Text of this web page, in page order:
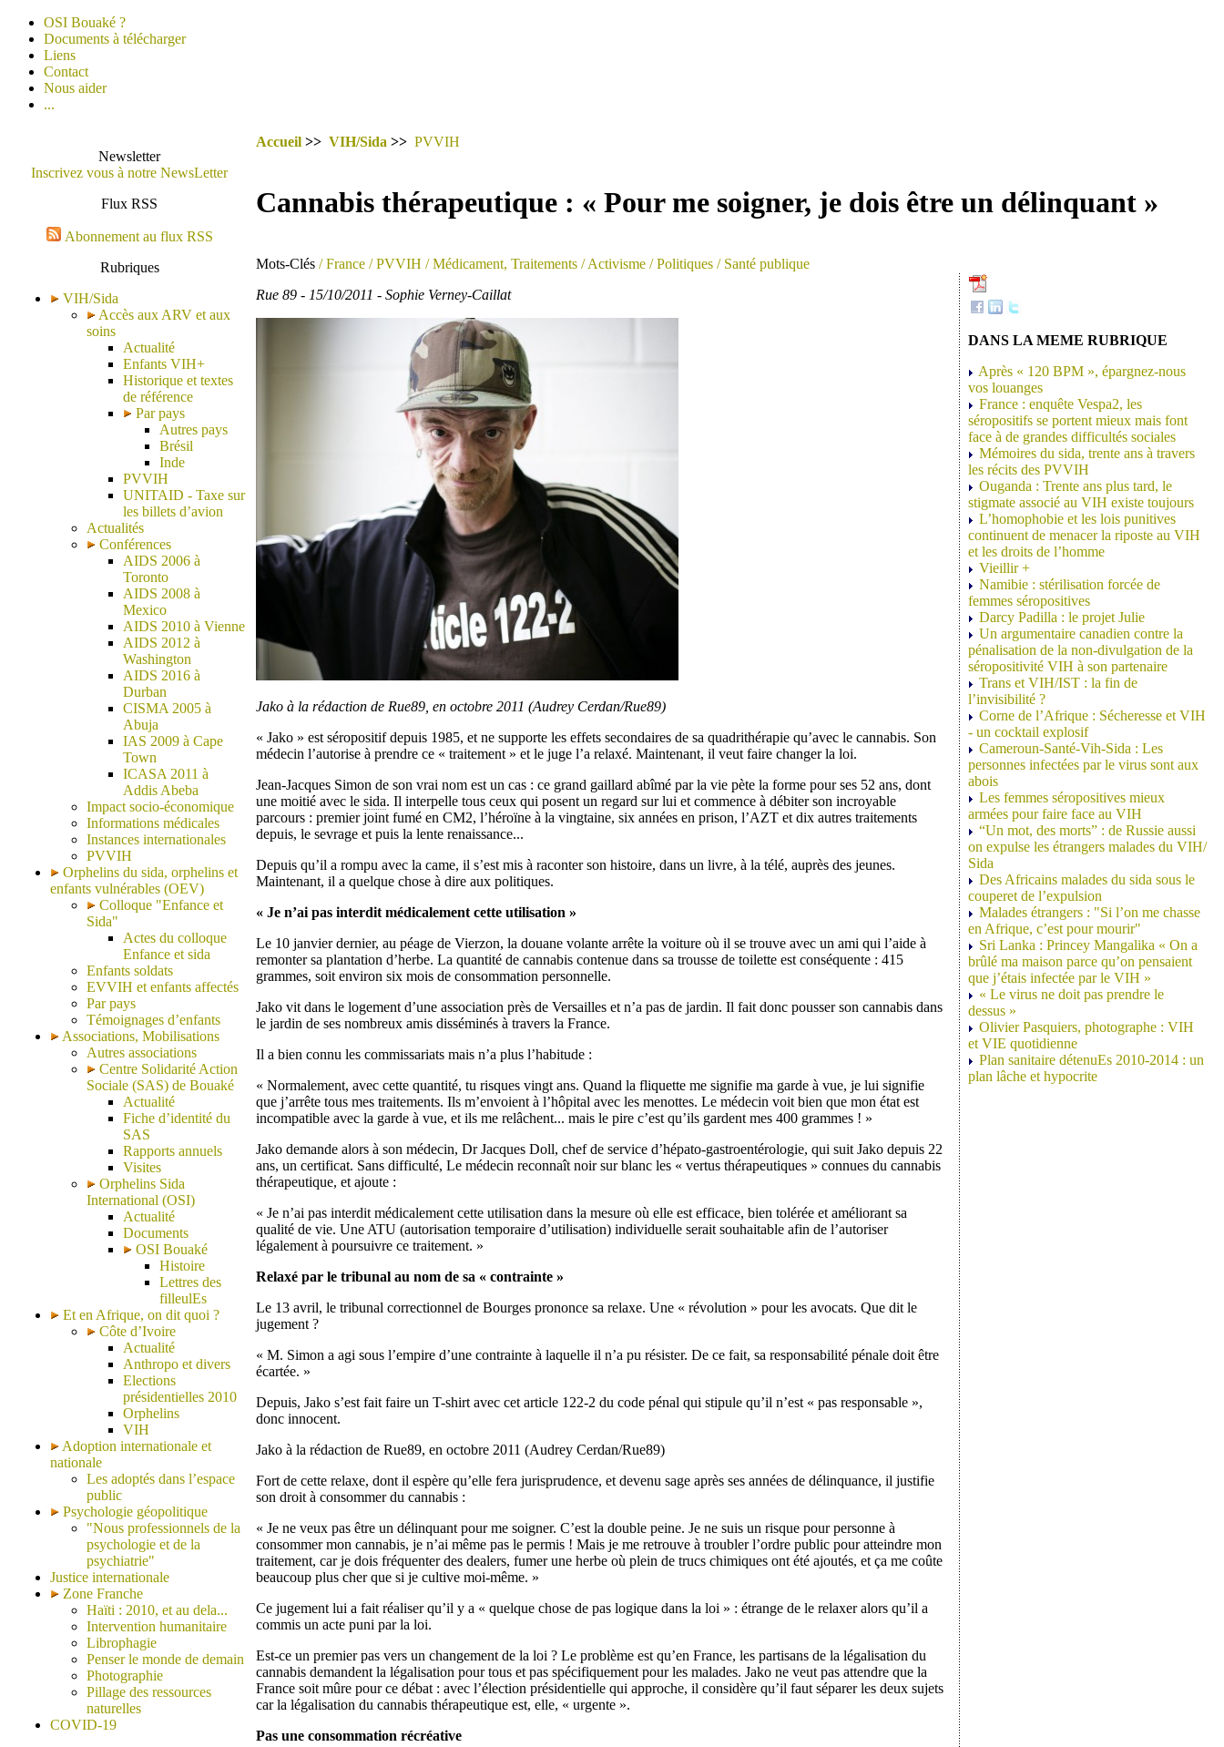
OSI Bouaké ?
Documents à télécharger
Liens
Contact
Nous aider
...
Newsletter
Inscrivez vous à notre NewsLetter
Flux RSS
Abonnement au flux RSS
Rubriques
VIH/Sida
Accès aux ARV et aux
soins
Actualité
Enfants VIH+
Historique et textes
de référence
Par pays
Autres pays
Brésil
Inde
PVVIH
UNITAID - Taxe sur
les billets d’avion
Actualités
Conférences
AIDS 2006 à
Toronto
AIDS 2008 à
Mexico
AIDS 2010 à Vienne
AIDS 2012 à
Washington
AIDS 2016 à
Durban
CISMA 2005 à
Abuja
IAS 2009 à Cape
Town
ICASA 2011 à
Addis Abeba
Impact socio-économique
Informations médicales
Instances internationales
PVVIH
Orphelins du sida, orphelins et
enfants vulnérables (OEV)
Colloque "Enfance et
Sida"
Actes du colloque
Enfance et sida
Enfants soldats
EVVIH et enfants affectés
Par pays
Témoignages d’enfants
Associations, Mobilisations
Autres associations
Centre Solidarité Action
Sociale (SAS) de Bouaké
Actualité
Fiche d’identité du
SAS
Rapports annuels
Visites
Orphelins Sida
International (OSI)
Actualité
Documents
OSI Bouaké
Histoire
Lettres des
filleulEs
Et en Afrique, on dit quoi ?
Côte d’Ivoire
Actualité
Anthropo et divers
Elections
présidentielles 2010
Orphelins
VIH
Adoption internationale et
nationale
Les adoptés dans l’espace
public
Psychologie géopolitique
"Nous professionnels de la
psychologie et de la
psychiatrie"
Justice internationale
Zone Franche
Haïti : 2010, et au dela...
Intervention humanitaire
Librophagie
Penser le monde de demain
Photographie
Pillage des ressources
naturelles
COVID-19
Accueil >> VIH/Sida >> PVVIH
Cannabis thérapeutique : « Pour me soigner, je dois être un délinquant »
Mots-Clés / France / PVVIH / Médicament, Traitements / Activisme / Politiques / Santé publique
Rue 89 - 15/10/2011 - Sophie Verney-Caillat
Jako à la rédaction de Rue89, en octobre 2011 (Audrey Cerdan/Rue89)
« Jako » est séropositif depuis 1985, et ne supporte les effets secondaires de sa quadrithérapie qu’avec le cannabis. Son
médecin l’autorise à prendre ce « traitement » et le juge l’a relaxé. Maintenant, il veut faire changer la loi.
Jean-Jacques Simon de son vrai nom est un cas : ce grand gaillard abîmé par la vie pète la forme pour ses 52 ans, dont
une moitié avec le sida. Il interpelle tous ceux qui posent un regard sur lui et commence à débiter son incroyable
parcours : premier joint fumé en CM2, l’héroïne à la vingtaine, six années en prison, l’AZT et dix autres traitements
depuis, le sevrage et puis la lente renaissance...
Depuis qu’il a rompu avec la came, il s’est mis à raconter son histoire, dans un livre, à la télé, auprès des jeunes.
Maintenant, il a quelque chose à dire aux politiques.
« Je n’ai pas interdit médicalement cette utilisation »​
Le 10 janvier dernier, au péage de Vierzon, la douane volante arrête la voiture où il se trouve avec un ami qui l’aide à
remonter sa plantation d’herbe. La quantité de cannabis contenue dans sa trousse de toilette est conséquente : 415
grammes, soit environ six mois de consommation personnelle.
Jako vit dans le logement d’une association près de Versailles et n’a pas de jardin. Il fait donc pousser son cannabis dans
le jardin de ses nombreux amis disséminés à travers la France.
Il a bien connu les commissariats mais n’a plus l’habitude :
« Normalement, avec cette quantité, tu risques vingt ans. Quand la fliquette me signifie ma garde à vue, je lui signifie
que j’arrête tous mes traitements. Ils m’envoient à l’hôpital avec les menottes. Le médecin voit bien que mon état est
incompatible avec la garde à vue, et ils me relâchent... mais le pire c’est qu’ils gardent mes 400 grammes ! »
Jako demande alors à son médecin, Dr Jacques Doll, chef de service d’hépato-gastroentérologie, qui suit Jako depuis 22
ans, un certificat. Sans difficulté, Le médecin reconnaît noir sur blanc les « vertus thérapeutiques » connues du cannabis
thérapeutique, et ajoute :
« Je n’ai pas interdit médicalement cette utilisation dans la mesure où elle est efficace, bien tolérée et améliorant sa
qualité de vie. Une ATU (autorisation temporaire d’utilisation) individuelle serait souhaitable afin de l’autoriser
légalement à poursuivre ce traitement. »
Relaxé par le tribunal au nom de sa « contrainte »
Le 13 avril, le tribunal correctionnel de Bourges prononce sa relaxe. Une « révolution » pour les avocats. Que dit le
jugement ?
« M. Simon a agi sous l’empire d’une contrainte à laquelle il n’a pu résister. De ce fait, sa responsabilité pénale doit être
écartée. »
Depuis, Jako s’est fait faire un T-shirt avec cet article 122-2 du code pénal qui stipule qu’il n’est « pas responsable »,
donc innocent.
Jako à la rédaction de Rue89, en octobre 2011 (Audrey Cerdan/Rue89)
Fort de cette relaxe, dont il espère qu’elle fera jurisprudence, et devenu sage après ses années de délinquance, il justifie
son droit à consommer du cannabis :
« Je ne veux pas être un délinquant pour me soigner. C’est la double peine. Je ne suis un risque pour personne à
consommer mon cannabis, je n’ai même pas le permis ! Mais je me retrouve à troubler l’ordre public pour atteindre mon
traitement, car je dois fréquenter des dealers, fumer une herbe où plein de trucs chimiques ont été ajoutés, et ça me coûte
beaucoup plus cher que si je cultive moi-même. »
Ce jugement lui a fait réaliser qu’il y a « quelque chose de pas logique dans la loi » : étrange de le relaxer alors qu’il a
commis un acte puni par la loi.
Est-ce un premier pas vers un changement de la loi ? Le problème est qu’en France, les partisans de la légalisation du
cannabis demandent la légalisation pour tous et pas spécifiquement pour les malades. Jako ne veut pas attendre que la
France soit mûre pour ce débat : avec l’élection présidentielle qui approche, il considère qu’il faut séparer les deux sujets
car la légalisation du cannabis thérapeutique est, elle, « urgente ».
Pas une consommation récréative
DANS LA MEME RUBRIQUE
Après « 120 BPM », épargnez-nous
vos louanges
France : enquête Vespa2, les
séropositifs se portent mieux mais font
face à de grandes difficultés sociales
Mémoires du sida, trente ans à travers
les récits des PVVIH
Ouganda : Trente ans plus tard, le
stigmate associé au VIH existe toujours
L’homophobie et les lois punitives
continuent de menacer la riposte au VIH
et les droits de l’homme
Vieillir +
Namibie : stérilisation forcée de
femmes séropositives
Darcy Padilla : le projet Julie
Un argumentaire canadien contre la
pénalisation de la non-divulgation de la
séropositivité VIH à son partenaire
Trans et VIH/IST : la fin de
l’invisibilité ?
Corne de l’Afrique : Sécheresse et VIH
- un cocktail explosif
Cameroun-Santé-Vih-Sida : Les
personnes infectées par le virus sont aux
abois
Les femmes séropositives mieux
armées pour faire face au VIH
“Un mot, des morts” : de Russie aussi
on expulse les étrangers malades du VIH/
Sida
Des Africains malades du sida sous le
couperet de l’expulsion
Malades étrangers : "Si l’on me chasse
en Afrique, c’est pour mourir"
Sri Lanka : Princey Mangalika « On a
brûlé ma maison parce qu’on pensaient
que j’étais infectée par le VIH »
« Le virus ne doit pas prendre le
dessus »
Olivier Pasquiers, photographe : VIH
et VIE quotidienne
Plan sanitaire détenuEs 2010-2014 : un
plan lâche et hypocrite